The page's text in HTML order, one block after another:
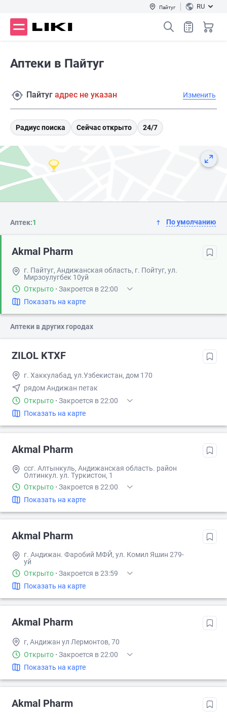
Пайтуг RU
Аптеки в Пайтуг
Пайтуг адрес не указан Изменить
Радиус поиска Сейчас открыто 24/7
Аптек:1 По умолчанию
Akmal Pharm
г. Пайтуг, Андижанская область, г. Пойтуг, ул.
Мирзоулугбек 10уй
Открыто · Закроется в 22:00
Показать на карте
Аптеки в других городах
ZILOL KTXF
г. Хаккулабад, ул.Узбекистан, дом 170
рядом Андижан петак
Открыто · Закроется в 22:00
Показать на карте
Akmal Pharm
ссг. Алтынкуль, Андижанская область. район
Олтинкул. ул. Туркистон, 1
Открыто · Закроется в 22:00
Показать на карте
Akmal Pharm
г. Андижан. Фаробий МФЙ, ул. Комил Яшин 279-
уй
Открыто · Закроется в 23:59
Показать на карте
Akmal Pharm
г, Андижан ул Лермонтов, 70
Открыто · Закроется в 22:00
Показать на карте
Akmal Pharm